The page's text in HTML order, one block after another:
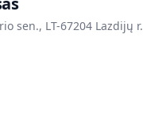
sen., LT-67204 Lazdijų r.